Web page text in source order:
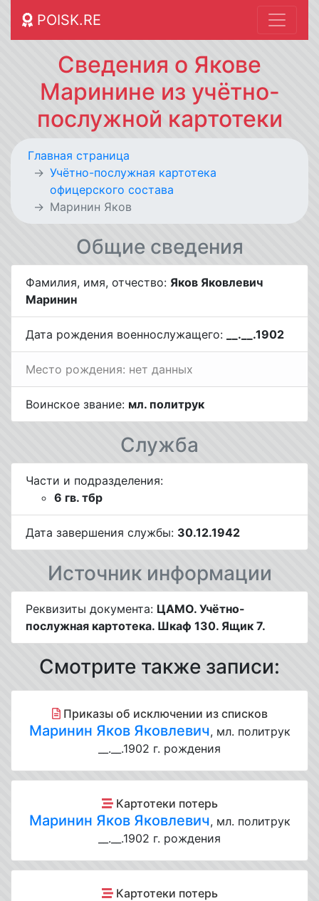
POISK.RE
Сведения о Якове
Маринине из учётно-
послужной картотеки
Главная страница
Учётно-послужная картотека
офицерского состава
Маринин Яков
Общие сведения
Фамилия, имя, отчество: Яков Яковлевич
Маринин
Дата рождения военнослужащего: __.__.1902
Место рождения: нет данных
Воинское звание: мл. политрук
Служба
Части и подразделения:
6 гв. тбр
Дата завершения службы: 30.12.1942
Источник информации
Реквизиты документа: ЦАМО. Учётно-
послужная картотека. Шкаф 130. Ящик 7.
Смотрите также записи:
Приказы об исключении из списков
Маринин Яков Яковлевич, мл. политрук
__.__.1902 г. рождения
Картотеки потерь
Маринин Яков Яковлевич, мл. политрук
__.__.1902 г. рождения
Картотеки потерь